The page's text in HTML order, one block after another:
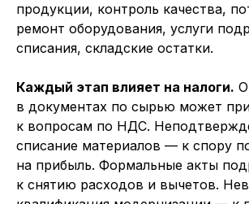
продукции, контроль качества,
ремонт оборудования, услуги
списания, складские остатки.
Каждый этап влияет на налоги.
в документах по сырью может
к вопросам по НДС.
списание материалов — к спору
на прибыль. Формальные акты
к снятию расходов и вычетов.